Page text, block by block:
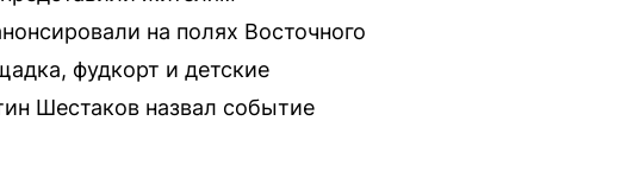
на полях Восточного
фудкорт и детские
Шестаков назвал событие